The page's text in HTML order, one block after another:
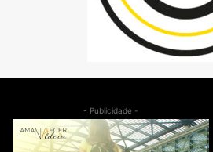
- Publicidade -